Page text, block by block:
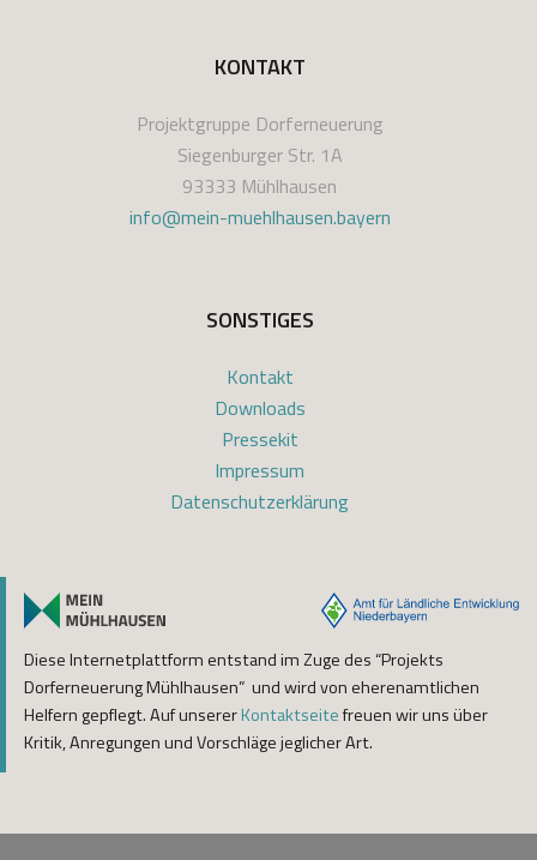
KONTAKT
Projektgruppe Dorferneuerung
Siegenburger Str. 1A
93333 Mühlhausen
info@mein-muehlhausen.bayern
SONSTIGES
Kontakt
Downloads
Pressekit
Impressum
Datenschutzerklärung
Diese Internetplattform entstand im Zuge des “Projekts
Dorferneuerung Mühlhausen” und wird von eherenamtlichen
Helfern gepflegt. Auf unsererKontaktseitefreuen wir uns über
Kritik, Anregungen und Vorschläge jeglicher Art.